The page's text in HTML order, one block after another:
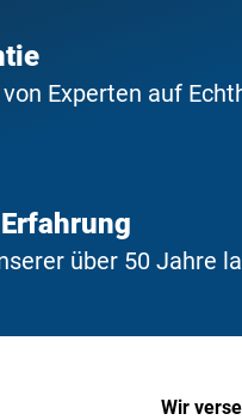
Experten auf
über 50 Jahre
Wir